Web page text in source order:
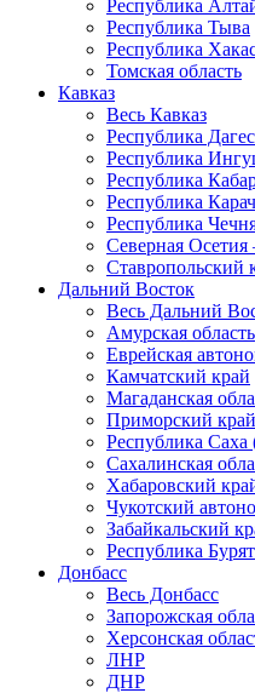
Республика
Республика Тыва
Республика
Томская область
Кавказ
Весь Кавказ
Республика
Республика
Республика
Республика
Республика
Северная
Ставропольский
Дальний Восток
Весь Дальний
Амурская область
Еврейская
Камчатский край
Магаданская
Приморский край
Республика Саха
Сахалинская
Хабаровский
Чукотский
Забайкальский
Республика
Донбасс
Весь Донбасс
Запорожская
Херсонская
ЛНР
ДНР